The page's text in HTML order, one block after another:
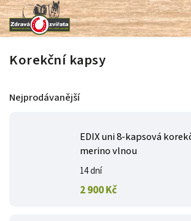
Korekční kapsy
Nejprodávanější
EDIX uni 8-kapsová
merino vlnou
14 dní
2 900 Kč